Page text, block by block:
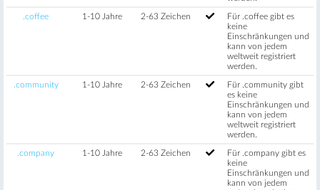
.coffee 1-10 Jahre 2-63 Zeichen
Für .coffee gibt es
keine
Einschränkungen und
kann von jedem
weltweit registriert
werden.
.community 1-10 Jahre 2-63 Zeichen
Für .community gibt
es keine
Einschränkungen und
kann von jedem
weltweit registriert
werden.
.company 1-10 Jahre 2-63 Zeichen
Für .company gibt es
keine
Einschränkungen und
kann von jedem